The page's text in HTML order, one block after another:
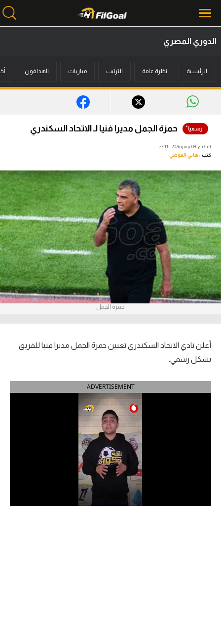
أخبار
ميركاتو
فانتازي في الجول
مسابقة التوقعات
فيديوهات
عدسات
آراء حرة
ركن الألعاب
بطولات
أمريكا 2026
الدوري الإنجليزي الممتاز
الدوري الإيطالي
الدوري السعودي للمحترفين
دوري أبطال إفريقيا
الدوري المصري
الرئيسية نظرة عامة الترتيب مباريات الهدافون
حمزة الجمل مديرا فنيا لـ الاتحاد السكندري
الثلاثاء، 09 يونيو 2026 - 23:11
كتب : هاني العوضي
حمزة الجمل
أعلن نادي الاتحاد السكندري تعيين حمزة الجمل مديرا فنيا للفريق
بشكل رسمي.
ADVERTISEMENT